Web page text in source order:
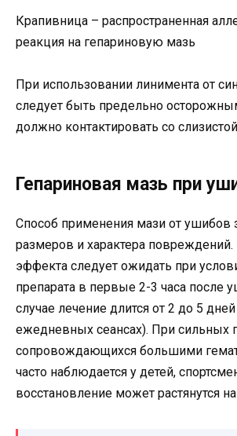
Крапивница – распространенная
реакция на гепариновую мазь
При использовании линимента от
следует быть предельно
должно контактировать со
Гепариновая мазь при
Способ применения мази от ушибов
размеров и характера
эффекта следует ожидать при
препарата в первые 2-3 часа после
случае лечение длится от 2 до 5
ежедневных сеансах). При сильных
сопровождающихся большими
часто наблюдается у детей,
восстановление может растянутся